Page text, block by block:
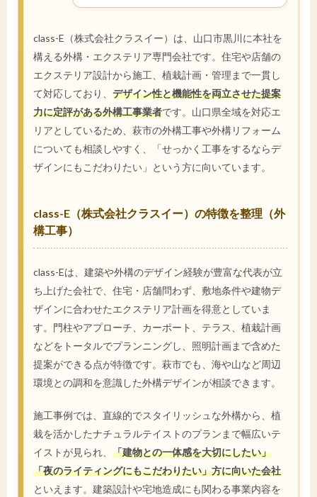
class-E（株式会社クラスイー）は、山口市黒川に本社を
構える外構・エクステリア専門会社です。住宅や店舗の
エクステリア設計から施工、植栽計画・管理まで一貫し
て対応しており、 デザイン性と機能性を両立させた提案
力に定評がある外構工事業者です。山口県全域を対応エ
リアとしているため、萩市の外構工事や外構リフォーム
についても相談しやすく、「せっかく工事をするならデ
ザインにもこだわりたい」という方に向いています。
class-E（株式会社クラスイー）の特徴を整理（外
構工事）
class-Eは、建築や外構のデザイン経験が豊富な代表が立
ち上げた会社で、住宅・店舗問わず、敷地条件や建物デ
ザインに合わせたエクステリア計画を得意としていま
す。門柱やアプローチ、カーポート、テラス、植栽計画
などをトータルでプランニングし、照明計画まで含めた
提案ができる点が特徴です。萩市でも、海や山など周辺
環境との調和を意識した外構デザインが相談できます。
施工事例では、直線的でスタイリッシュな外構から、植
栽を活かしたナチュラルテイストのプランまで幅広いテ
イストが見られ、 「建物との一体感を大切にしたい」
「夜のライティングにもこだわりたい」方に向いた会社
といえます。建築設計や宅地造成にも関わる事業内容を